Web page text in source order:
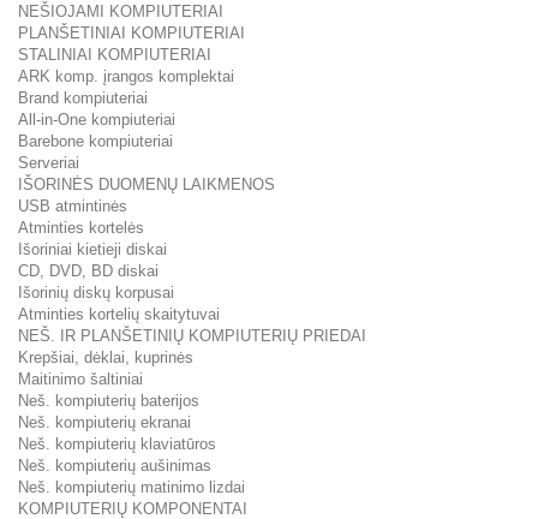
NEŠIOJAMI KOMPIUTERIAI
PLANŠETINIAI KOMPIUTERIAI
STALINIAI KOMPIUTERIAI
ARK komp. įrangos komplektai
Brand kompiuteriai
All-in-One kompiuteriai
Barebone kompiuteriai
Serveriai
IŠORINĖS DUOMENŲ LAIKMENOS
USB atmintinės
Atminties kortelės
Išoriniai kietieji diskai
CD, DVD, BD diskai
Išorinių diskų korpusai
Atminties kortelių skaitytuvai
NEŠ. IR PLANŠETINIŲ KOMPIUTERIŲ PRIEDAI
Krepšiai, dėklai, kuprinės
Maitinimo šaltiniai
Neš. kompiuterių baterijos
Neš. kompiuterių ekranai
Neš. kompiuterių klaviatūros
Neš. kompiuterių aušinimas
Neš. kompiuterių matinimo lizdai
KOMPIUTERIŲ KOMPONENTAI